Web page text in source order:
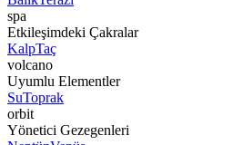
spa
Etkileşimdeki Çakralar
KalpTaç
volcano
Uyumlu Elementler
SuToprak
orbit
Yönetici Gezegenleri